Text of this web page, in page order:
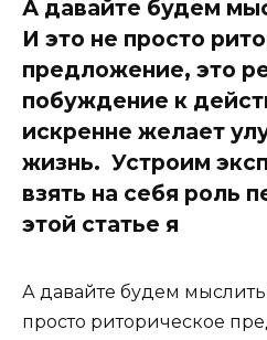
А давайте будем
И это не просто
предложение, это
побуждение к
искренне желает
жизнь. Устроим
взять на себя роль
этой статье я
А давайте будем
просто риторическое